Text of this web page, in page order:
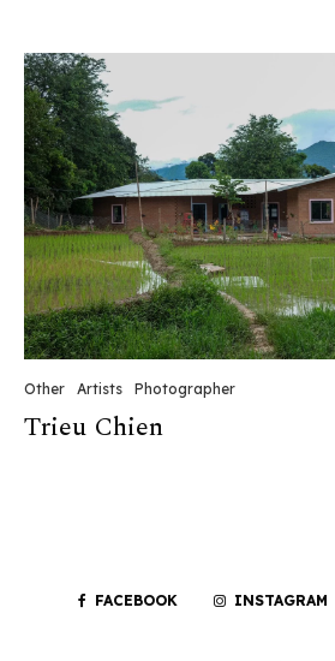
Other Artists Photographer
Trieu Chien
FACEBOOK INSTAGRAM